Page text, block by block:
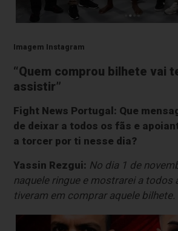
Imagem Instagram
“Quem comprou bilhete vai
assistir”
Fight News Portugal: Que
de deixar a todos os fãs e
a torcer por ti nesse dia?
Yassin Rezgui: No dia 1 de
naquele ringue e mostrarei a todos
tiveram em comprar aquele bilhete.